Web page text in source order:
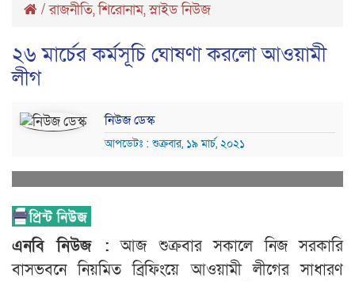
/রাজনীতি,শিরোনাম,স্লাইড নিউজ
২৬ মার্চের কর্মসূচি ঘোষণা করলো আওয়ামী
লীগ
নিউজ ডেস্ক
আপডেটঃ : শুক্রবার, ১৯ মার্চ, ২০২১
এনবি নিউজ : আজ শুক্রবার সকালে নিজ সরকারি
বাসভবনে নিয়মিত ব্রিফিংয়ে আওয়ামী লীগের সাধারণ